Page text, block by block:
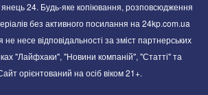
24. Будь-яке копіювання, розповсюдження
без активного посилання на 24kp.com.ua
несе відповідальності за зміст партнерських
"Лайфхаки", "Новини компаній", "Статті" та
орієнтований на осіб віком 21+.